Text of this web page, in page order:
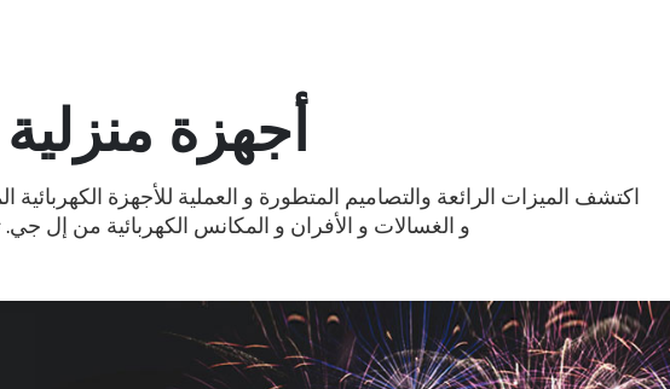
أجهزة منزلية
اكتشف الميزات الرائعة والتصاميم المتطورة و العملية للأجهزة
و الغسالات و الأفران و المكانس الكهربائية من إل